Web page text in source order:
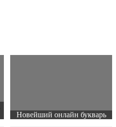
Новейший онлайн букварь